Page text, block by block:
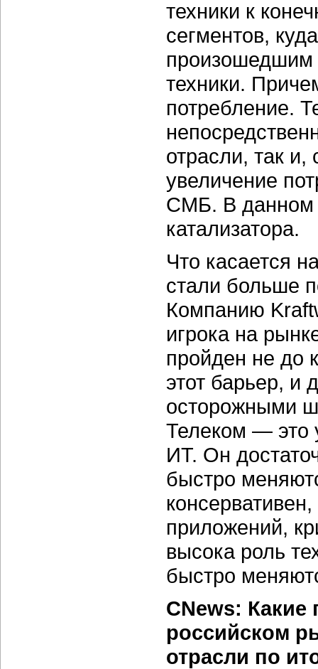
техники к
сегментов,
произошедшим
техники.
потребление.
отрасли, так и,
увеличение
СМБ. В данном
катализатора.
Что касается
стали больше
Компанию
игрока на
пройден не до
этот барьер, и
осторожными
Телеком — это
ИТ. Он
быстро
приложений,
высока роль
быстро
CNews: Какие
российском
отрасли по